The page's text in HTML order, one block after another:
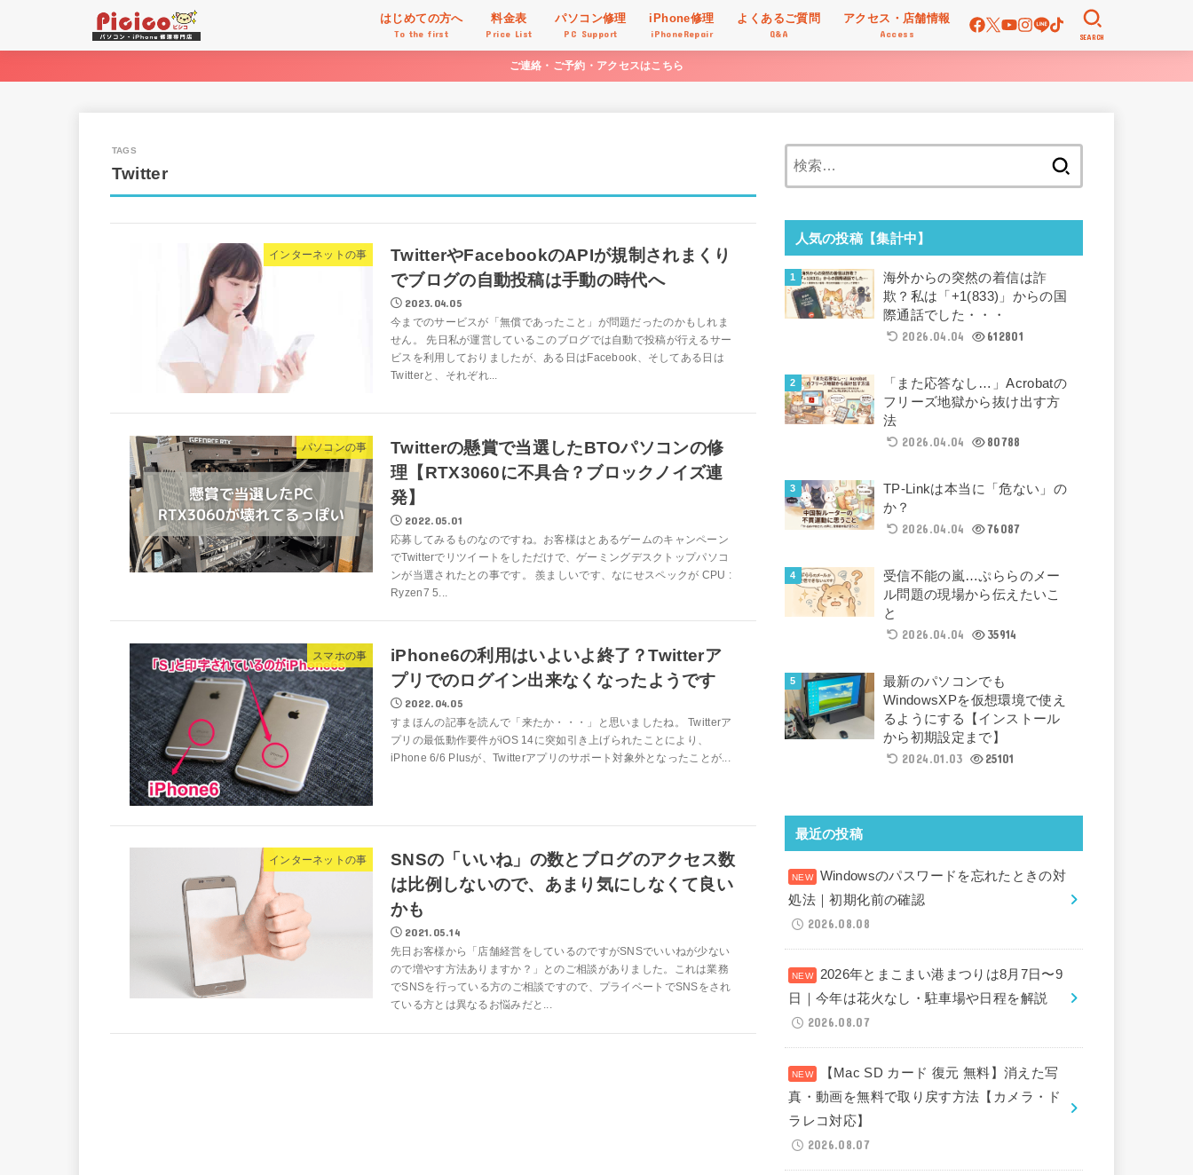
はじめての方へ
To the first
料金表
Price List
パソコン修理
PC Support
iPhone修理
iPhoneRepair
よくあるご質問
Q&A
アクセス・店舗情報
Access SEARCH
ご連絡・ご予約・アクセスはこちら
Twitter
インターネットの事
TwitterやFacebookのAPIが規制されまくり
でブログの自動投稿は手動の時代へ
2023.04.05
今までのサービスが「無償であったこと」が問題だったのかもしれま
せん。 先日私が運営しているこのブログでは自動で投稿が行えるサー
ビスを利用しておりましたが、ある日はFacebook、そしてある日は
Twitterと、それぞれ...
パソコンの事
Twitterの懸賞で当選したBTOパソコンの修
理【RTX3060に不具合？ブロックノイズ連
発】
2022.05.01
応募してみるものなのですね。お客様はとあるゲームのキャンペーン
でTwitterでリツイートをしただけで、ゲーミングデスクトップパソコ
ンが当選されたとの事です。 羨ましいです、なにせスペックが CPU :
Ryzen7 5...
スマホの事
iPhone6の利用はいよいよ終了？Twitterア
プリでのログイン出来なくなったようです
2022.04.05
すまほんの記事を読んで「来たか・・・」と思いましたね。 Twitterア
プリの最低動作要件がiOS 14に突如引き上げられたことにより、
iPhone 6/6 Plusが、Twitterアプリのサポート対象外となったことが...
インターネットの事
SNSの「いいね」の数とブログのアクセス数
は比例しないので、あまり気にしなくて良い
かも
2021.05.14
先日お客様から「店舗経営をしているのですがSNSでいいねが少ない
ので増やす方法ありますか？」とのご相談がありました。これは業務
でSNSを行っている方のご相談ですので、プライベートでSNSをされ
ている方とは異なるお悩みだと...
人気の投稿【集計中】
海外からの突然の着信は詐
欺？私は「+1(833)」からの国
際通話でした・・・
2026.04.04
612801
「また応答なし…」Acrobatの
フリーズ地獄から抜け出す方
法
2026.04.04
80788
TP-Linkは本当に「危ない」の
か？
2026.04.04
76087
受信不能の嵐…ぷららのメー
ル問題の現場から伝えたいこ
と
2026.04.04
35914
最新のパソコンでも
WindowsXPを仮想環境で使え
るようにする【インストール
から初期設定まで】
2024.01.03
25101
最近の投稿
Windowsのパスワードを忘れたときの対
処法｜初期化前の確認
2026.08.08
2026年とまこまい港まつりは8月7日〜9
日｜今年は花火なし・駐車場や日程を解説
2026.08.07
【Mac SD カード 復元 無料】消えた写
真・動画を無料で取り戻す方法【カメラ・ド
ラレコ対応】
2026.08.07